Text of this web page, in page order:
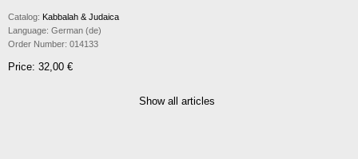
Catalog: Kabbalah & Judaica
Language: German (de)
Order Number: 014133
Price: 32,00 €
Show all articles